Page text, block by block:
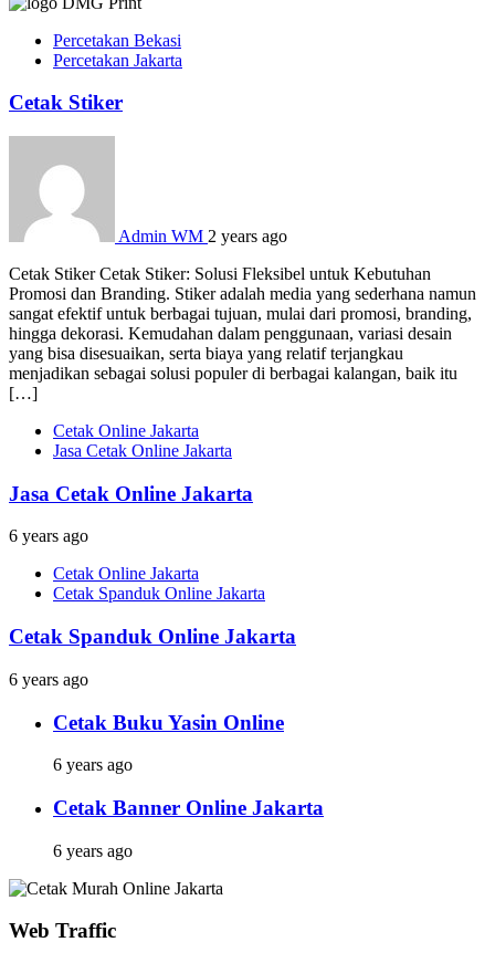
Percetakan Bekasi
Percetakan Jakarta
Cetak Stiker
Admin WM 2 years ago
Cetak Stiker Cetak Stiker: Solusi Fleksibel untuk Kebutuhan
Promosi dan Branding. Stiker adalah media yang sederhana namun
sangat efektif untuk berbagai tujuan, mulai dari promosi, branding,
hingga dekorasi. Kemudahan dalam penggunaan, variasi desain
yang bisa disesuaikan, serta biaya yang relatif terjangkau
menjadikan sebagai solusi populer di berbagai kalangan, baik itu
[…]
Cetak Online Jakarta
Jasa Cetak Online Jakarta
Jasa Cetak Online Jakarta
6 years ago
Cetak Online Jakarta
Cetak Spanduk Online Jakarta
Cetak Spanduk Online Jakarta
6 years ago
Cetak Buku Yasin Online
6 years ago
Cetak Banner Online Jakarta
6 years ago
Web Traffic